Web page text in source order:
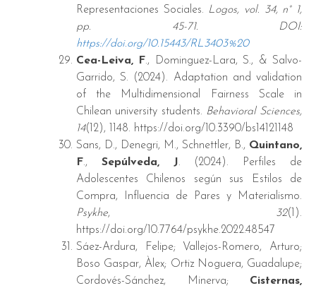
Representaciones Sociales. Logos, vol. 34, n° 1,
pp. 45-71. DOI:
https://doi.org/10.15443/RL3403%20
Cea-Leiva, F., Dominguez-Lara, S., & Salvo-
Garrido, S. (2024). Adaptation and validation
of the Multidimensional Fairness Scale in
Chilean university students. Behavioral Sciences,
14(12), 1148. https://doi.org/10.3390/bs14121148
Sans, D., Denegri, M., Schnettler, B., Quintano,
F., Sepúlveda, J. (2024). Perfiles de
Adolescentes Chilenos según sus Estilos de
Compra, Influencia de Pares y Materialismo.
Psykhe, 32(1).
https://doi.org/10.7764/psykhe.2022.48547
Sáez-Ardura, Felipe; Vallejos-Romero, Arturo;
Boso Gaspar, Àlex; Ortiz Noguera, Guadalupe;
Cordovés-Sánchez, Minerva; Cisternas,